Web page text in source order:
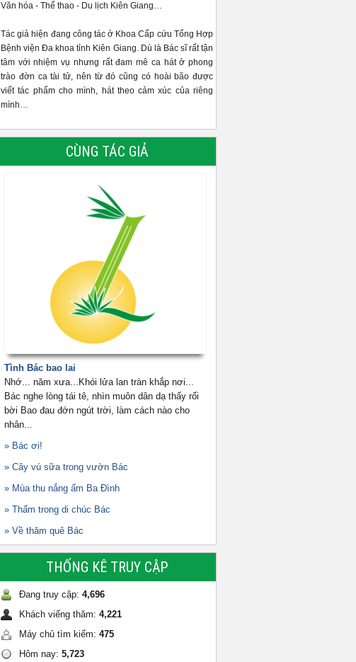
Văn hóa - Thể thao - Du lịch Kiên Giang…
Tác giả hiện đang công tác ở Khoa Cấp cứu Tổng Hợp
Bệnh viện Đa khoa tỉnh Kiên Giang. Dù là Bác sĩ rất tận
tâm với nhiệm vụ nhưng rất đam mê ca hát ở phong
trào đờn ca tài tử, nên từ đó cũng có hoài bão được
viết tác phẩm cho mình, hát theo cảm xúc của riêng
mình…
CÙNG TÁC GIẢ
Tình Bác bao lai
Nhớ... năm xưa...Khói lửa lan tràn khắp nơi...
Bác nghe lòng tái tê, nhìn muôn dân dạ thấy rối
bời Bao đau đớn ngút trời, làm cách nào cho
nhân...
» Bác ơi!
» Cây vú sữa trong vườn Bác
» Mùa thu nắng ấm Ba Đình
» Thấm trong di chúc Bác
» Về thăm quê Bác
THỐNG KÊ TRUY CẬP
Đang truy cập: 4,696
Khách viếng thăm: 4,221
Máy chủ tìm kiếm: 475
Hôm nay: 5,723